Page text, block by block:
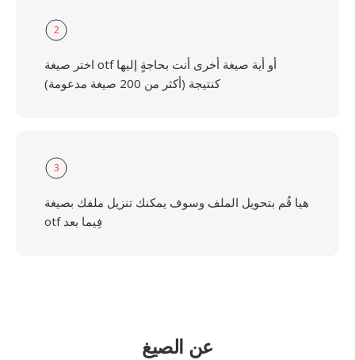
2
اختر صيغة otf أو أية صيغة أخرى أنت بحاجةٍ إليها
كنتيجة (أكثر من 200 صيغة مدعومة)
3
هيا قُم بتحويل الملف وسوف يمكنك تنزيل ملفك بصيغة
otf فِيما بعد
عن الصيغ